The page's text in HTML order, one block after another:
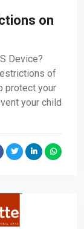
on
Device?
of
protect your
your child